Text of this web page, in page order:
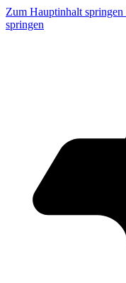
Zum Hauptinhalt springen
springen